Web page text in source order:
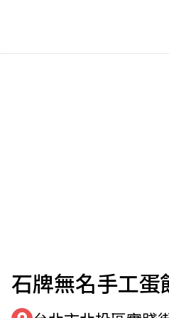
石牌無名手工蛋